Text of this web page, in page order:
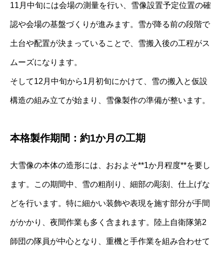
11月中旬には会場の測量を行い、雪像設置予定位置の確
認や会場の基盤づくりが進みます。雪が降る前の段階で
土台や配置が決まっていることで、雪搬入後の工程がス
ムーズになります。
そして12月中旬から1月初旬にかけて、雪の搬入と仮設
構造の組み立てが始まり、雪像製作の準備が整います。
本格製作期間：約1か月の工期
大雪像の本体の造形には、おおよそ**1か月程度**を要し
ます。この期間中、雪の粗削り、細部の彫刻、仕上げな
どを行います。特に細かい装飾や表現を施す部分が手間
がかかり、夜間作業も多く含まれます。陸上自衛隊第2
師団の隊員が中心となり、重機と手作業を組み合わせて